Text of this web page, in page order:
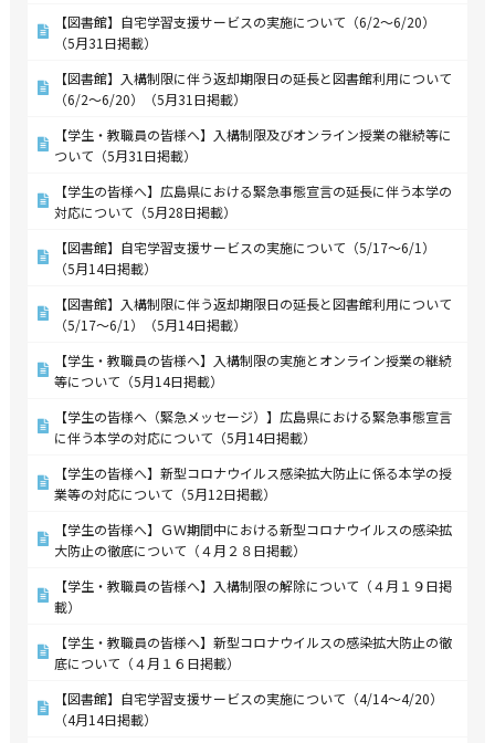
【図書館】自宅学習支援サービスの実施について（6/2～6/20）
（5月31日掲載）
【図書館】入構制限に伴う返却期限日の延長と図書館利用について
（6/2～6/20）（5月31日掲載）
【学生・教職員の皆様へ】入構制限及びオンライン授業の継続等に
ついて（5月31日掲載）
【学生の皆様へ】広島県における緊急事態宣言の延長に伴う本学の
対応について（5月28日掲載）
【図書館】自宅学習支援サービスの実施について（5/17～6/1）
（5月14日掲載）
【図書館】入構制限に伴う返却期限日の延長と図書館利用について
（5/17～6/1）（5月14日掲載）
【学生・教職員の皆様へ】入構制限の実施とオンライン授業の継続
等について（5月14日掲載）
【学生の皆様へ（緊急メッセージ）】広島県における緊急事態宣言
に伴う本学の対応について（5月14日掲載）
【学生の皆様へ】新型コロナウイルス感染拡大防止に係る本学の授
業等の対応について（5月12日掲載）
【学生の皆様へ】ＧＷ期間中における新型コロナウイルスの感染拡
大防止の徹底について（４月２８日掲載）
【学生・教職員の皆様へ】入構制限の解除について（４月１９日掲
載）
【学生・教職員の皆様へ】新型コロナウイルスの感染拡大防止の徹
底について（４月１６日掲載）
【図書館】自宅学習支援サービスの実施について（4/14～4/20）
（4月14日掲載）